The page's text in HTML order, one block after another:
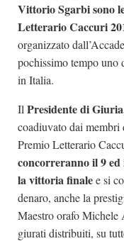
Partnership
Giallo Stresa
Premio Chiara
A Tutto Volume
Marketing
Vittorio Sgarbi sono
Letterario Caccuri
organizzato
pochissimo tempo uno
in Italia.
Il Presidente di
coadiuvato dai membri
Premio Letterario
concorreranno il 9
la vittoria finalee si
denaro, anche la
Maestro orafo Michele
giurati distribuiti, su